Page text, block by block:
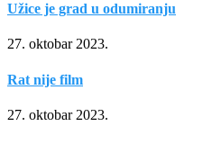
Užice je grad u odumiranju
27. oktobar 2023.
Rat nije film
27. oktobar 2023.